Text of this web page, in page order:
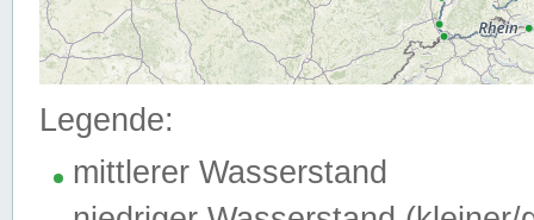
Legende:
mittlerer Wasserstand